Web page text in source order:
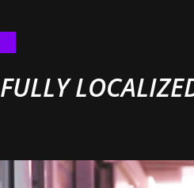
FULLY